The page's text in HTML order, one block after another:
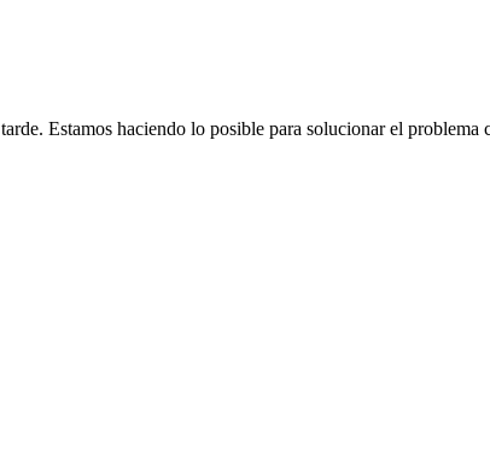
Estamos haciendo lo posible para solucionar el problema